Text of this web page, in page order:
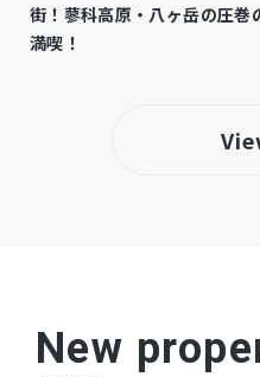
取引態様
街！蓼科高原・八ヶ岳の圧巻
満喫！
New